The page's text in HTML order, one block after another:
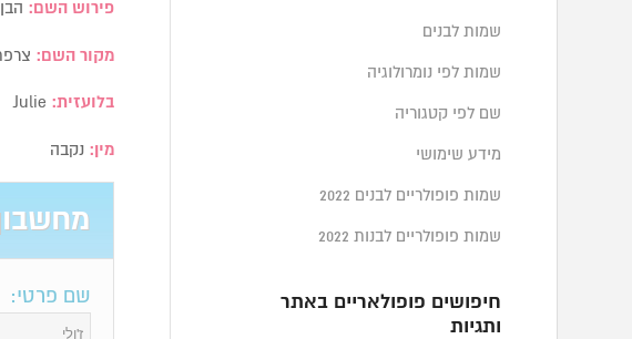
פירוש השם:
מקור השם:
בלועזית:
מין: נקבה
מחשבון
שם פרטי:
שמות לבנים
שמות לפי נומרולוגיה
שם לפי קטגוריה
מידע שימושי
שמות פופולריים לבנים 2022
שמות פופולריים לבנות 2022
חיפושים פופולאריים באתר
ותגיות